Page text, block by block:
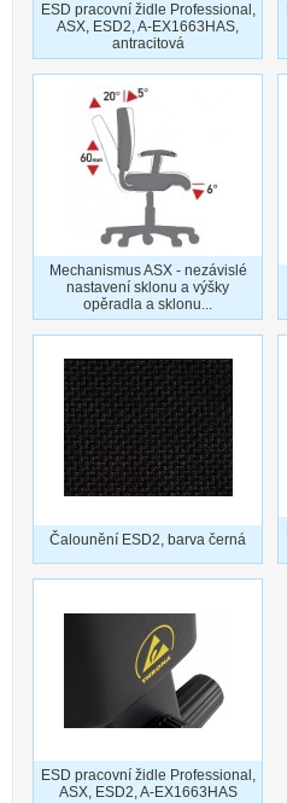
ESD pracovní židle Professional,
ASX, ESD2, A-EX1663HAS,
antracitová
Mechanismus ASX - nezávislé
nastavení sklonu a výšky
opěradla a sklonu...
Čalounění ESD2, barva černá
ESD pracovní židle Professional,
ASX, ESD2, A-EX1663HAS